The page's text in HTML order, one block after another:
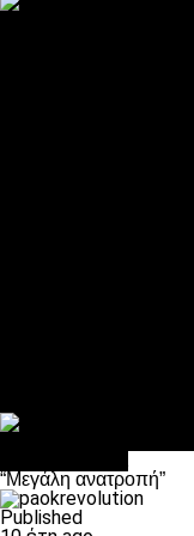
“Μεγάλη ανατροπή”
Published